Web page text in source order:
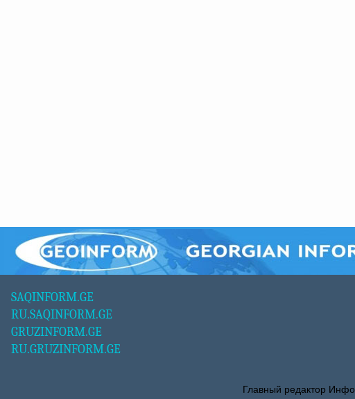
SAQINFORM.GE
RU.SAQINFORM.GE
GRUZINFORM.GE
RU.GRUZINFORM.GE
Главный редактор